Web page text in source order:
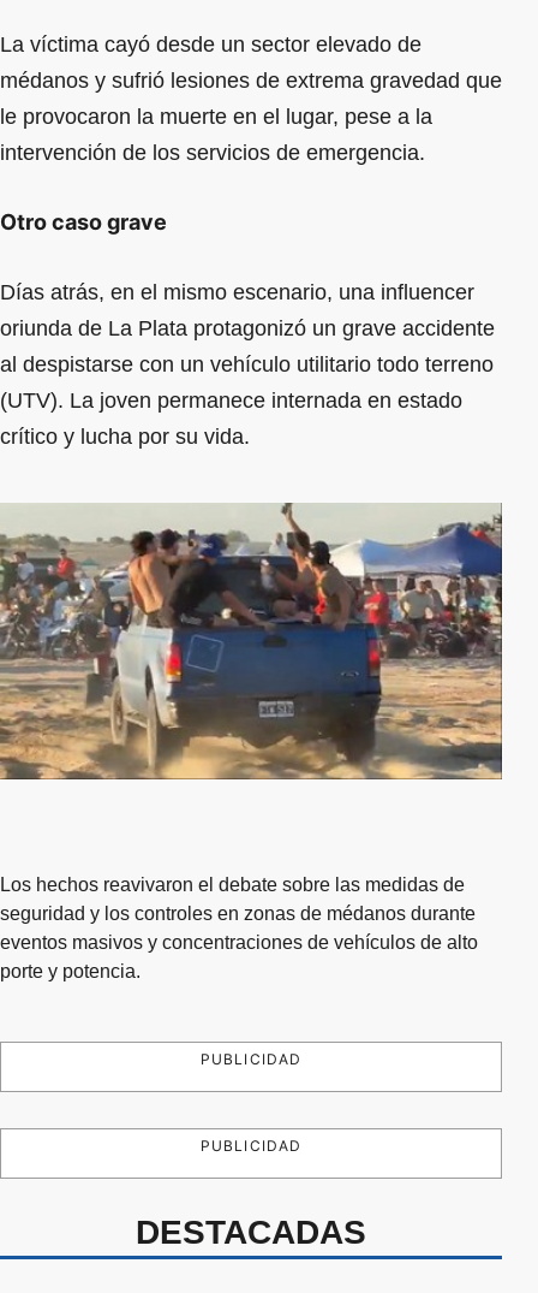
La víctima cayó desde un sector elevado de
médanos y sufrió lesiones de extrema gravedad que
le provocaron la muerte en el lugar, pese a la
intervención de los servicios de emergencia.
Otro caso grave
Días atrás, en el mismo escenario, una influencer
oriunda de La Plata protagonizó un grave accidente
al despistarse con un vehículo utilitario todo terreno
(UTV). La joven permanece internada en estado
crítico y lucha por su vida.
Los hechos reavivaron el debate sobre las medidas de
seguridad y los controles en zonas de médanos durante
eventos masivos y concentraciones de vehículos de alto
porte y potencia.
PUBLICIDAD
PUBLICIDAD
DESTACADAS